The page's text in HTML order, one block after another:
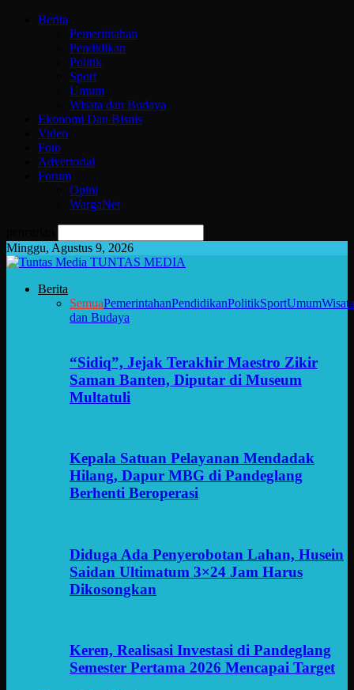
Berita
Pemerintahan
Pendidikan
Politik
Sport
Umum
Wisata dan Budaya
Ekonomi Dan Bisnis
Video
Foto
Advertorial
Forum
Opini
WargaNet
Minggu, Agustus 9, 2026
TUNTAS MEDIA
Berita
SemuaPemerintahanPendidikanPolitikSportUmumWisata
dan Budaya
“Sidiq”, Jejak Terakhir Maestro Zikir
Saman Banten, Diputar di Museum
Multatuli
Kepala Satuan Pelayanan Mendadak
Hilang, Dapur MBG di Pandeglang
Berhenti Beroperasi
Diduga Ada Penyerobotan Lahan, Husein
Saidan Ultimatum 3×24 Jam Harus
Dikosongkan
Keren, Realisasi Investasi di Pandeglang
Semester Pertama 2026 Mencapai Target